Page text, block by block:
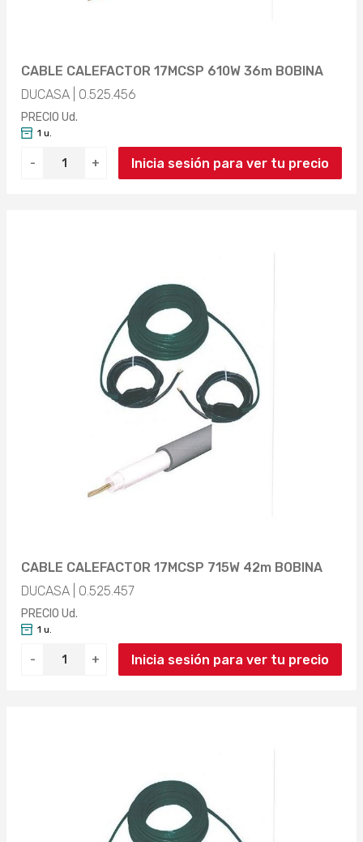
CABLE CALEFACTOR 17MCSP 610W 36m BOBINA
DUCASA | 0.525.456
PRECIO Ud.
- +
1 u.
Inicia sesión para ver tu precio
CABLE CALEFACTOR 17MCSP 715W 42m BOBINA
DUCASA | 0.525.457
PRECIO Ud.
- +
1 u.
Inicia sesión para ver tu precio